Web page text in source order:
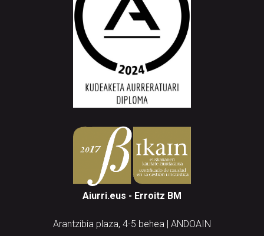
Aiurri.eus - Erroitz BM
Arantzibia plaza, 4-5 behea | ANDOAIN